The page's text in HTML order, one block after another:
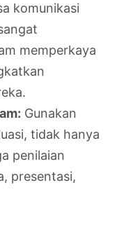
komunikasi
memperkaya
Gunakan
tidak hanya
penilaian
presentasi,